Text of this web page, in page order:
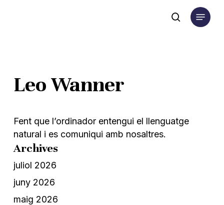
search
Menu
Leo Wanner
Fent que l’ordinador entengui el llenguatge
natural i es comuniqui amb nosaltres.
Archives
juliol 2026
juny 2026
maig 2026